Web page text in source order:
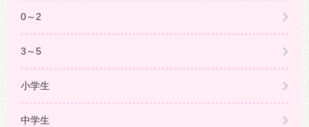
0～2
3～5
小学生
中学生